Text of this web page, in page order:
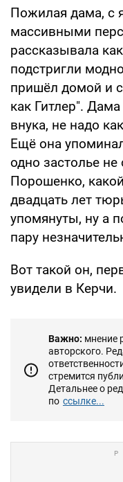
Пожилая дама, с
массивными
рассказывала
подстригли
пришёл домой и
как Гитлер".
внука, не надо
Ещё она
одно застолье не
Порошенко,
двадцать лет
упомянуты, ну а
пару
Вот такой он,
увидели в Керчи.
Важно: мнение
авторского.
стремится
Детальнее о
по ссылке...